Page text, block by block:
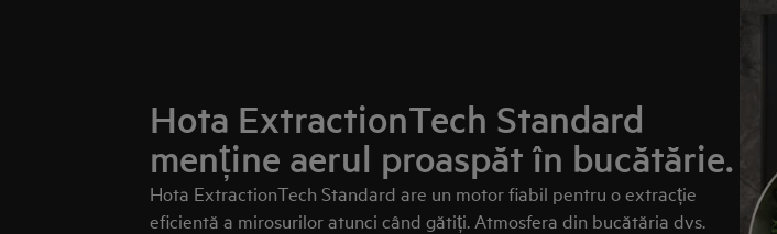
Hota ExtractionTech Standard
menține aerul proaspăt în bucătărie.
Hota ExtractionTech Standard are un motor fiabil pentru o extracție
eficientă a mirosurilor atunci când gătiți. Atmosfera din bucătăria dvs.